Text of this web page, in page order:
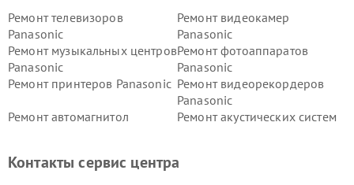
Ремонт телевизоров
Panasonic
Ремонт видеокамер
Panasonic
Ремонт музыкальных центров
Panasonic
Ремонт фотоаппаратов
Panasonic
Ремонт принтеров Panasonic Ремонт видеорекордеров
Panasonic
Ремонт автомагнитол
Ремонт акустических систем
панелей Panasonic
Контакты сервис центра